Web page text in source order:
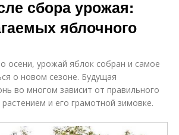
сбора урожая:
яблочного
осени, урожай яблок собран и самое
о новом сезоне. Будущая
во многом зависит от правильного
растением и его грамотной зимовке.